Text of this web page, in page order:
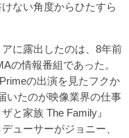
ない角度からひたすら
に露出したのは、8年前
の情報番組であった。
の出演を見たフクか
いたのが映像業界の仕事
と家族 The Family』
ューサーがジョニー、